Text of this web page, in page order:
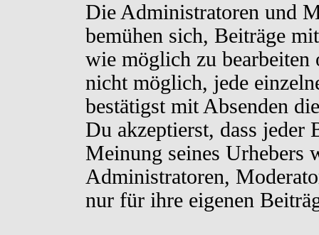
Die Administratoren und
bemühen sich, Beiträge
wie möglich zu bearbeiten
nicht möglich, jede
bestätigst mit Absenden
Du akzeptierst, dass jeder
Meinung seines Urhebers
Administratoren,
nur für ihre eigenen